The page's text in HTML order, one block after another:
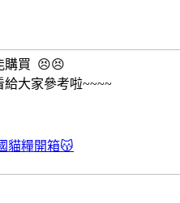
購買 😣😣
大家參考啦~~~~
貓糧開箱😽